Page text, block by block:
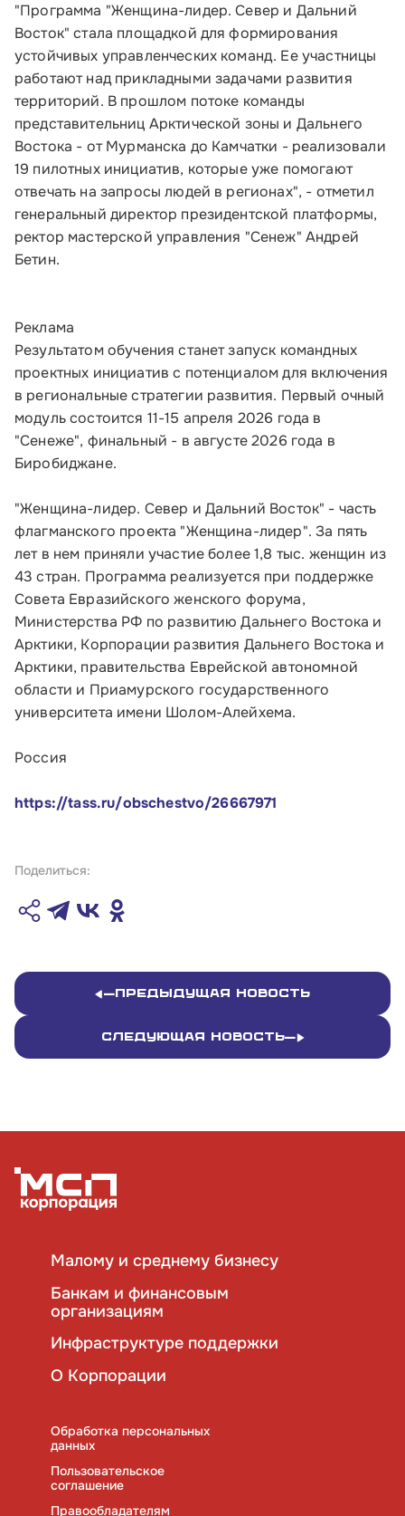
Малому и среднему бизнесу
Банкам и финансовым организациям
Блог
Контакты
Соцсети
Телефон:
8 800 100-11-00
Время работы:
по будням с 10:00 до 19:00
Почтовый адрес:
109012, г. Москва, Славянская площадь, д.4,
стр.1
"Программа "Женщина-лидер. Север и Дальний
Восток" стала площадкой для формирования
устойчивых управленческих команд. Ее участницы
работают над прикладными задачами развития
территорий. В прошлом потоке команды
представительниц Арктической зоны и Дальнего
Востока - от Мурманска до Камчатки - реализовали
19 пилотных инициатив, которые уже помогают
отвечать на запросы людей в регионах", - отметил
генеральный директор президентской платформы,
ректор мастерской управления "Сенеж" Андрей
Бетин.
Реклама
Результатом обучения станет запуск командных
проектных инициатив с потенциалом для включения
в региональные стратегии развития. Первый очный
модуль состоится 11-15 апреля 2026 года в
"Сенеже", финальный - в августе 2026 года в
Биробиджане.
"Женщина-лидер. Север и Дальний Восток" - часть
флагманского проекта "Женщина-лидер". За пять
лет в нем приняли участие более 1,8 тыс. женщин из
43 стран. Программа реализуется при поддержке
Совета Евразийского женского форума,
Министерства РФ по развитию Дальнего Востока и
Арктики, Корпорации развития Дальнего Востока и
Арктики, правительства Еврейской автономной
области и Приамурского государственного
университета имени Шолом-Алейхема.
Россия
https://tass.ru/obschestvo/26667971
Поделиться:
Предыдущая новость
Следующая новость
Малому и среднему бизнесу
Банкам и финансовым
организациям
Инфраструктуре поддержки
О Корпорации
Обработка персональных
данных
Пользовательское
соглашение
Правообладателям